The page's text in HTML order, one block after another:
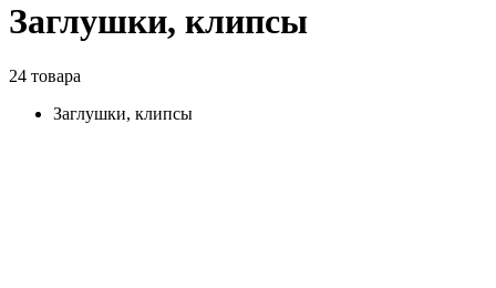
Заглушки, клипсы
24 товара
Заглушки, клипсы